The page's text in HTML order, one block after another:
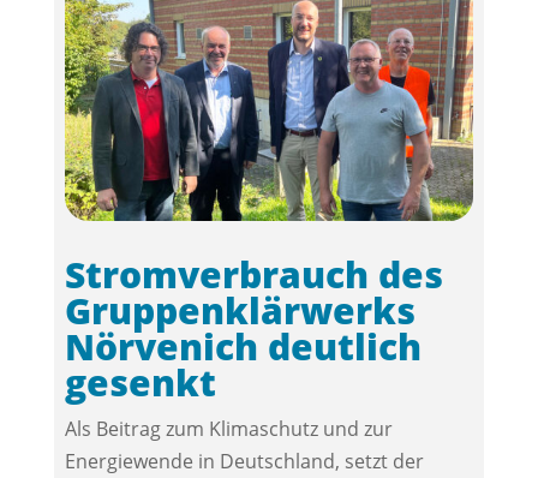
Stromverbrauch des
Gruppenklärwerks
Nörvenich deutlich
gesenkt
Als Beitrag zum Klimaschutz und zur
Energiewende in Deutschland, setzt der